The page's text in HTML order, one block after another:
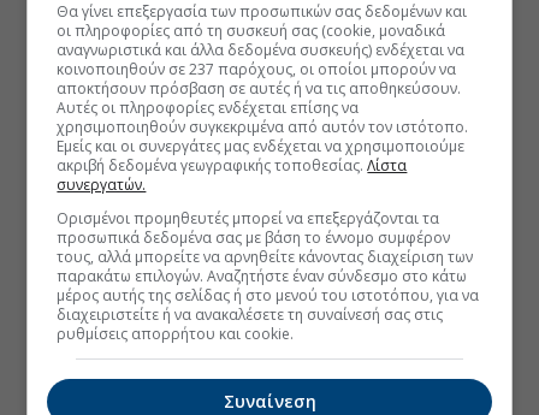
Θα γίνει επεξεργασία των προσωπικών σας δεδομένων και
οι πληροφορίες από τη συσκευή σας (cookie, μοναδικά
αναγνωριστικά και άλλα δεδομένα συσκευής) ενδέχεται να
κοινοποιηθούν σε 237 παρόχους, οι οποίοι μπορούν να
αποκτήσουν πρόσβαση σε αυτές ή να τις αποθηκεύσουν.
Αυτές οι πληροφορίες ενδέχεται επίσης να
χρησιμοποιηθούν συγκεκριμένα από αυτόν τον ιστότοπο.
Εμείς και οι συνεργάτες μας ενδέχεται να χρησιμοποιούμε
ακριβή δεδομένα γεωγραφικής τοποθεσίας.Λίστα
συνεργατών.
Ορισμένοι προμηθευτές μπορεί να επεξεργάζονται τα
προσωπικά δεδομένα σας με βάση το έννομο συμφέρον
τους, αλλά μπορείτε να αρνηθείτε κάνοντας διαχείριση των
παρακάτω επιλογών. Αναζητήστε έναν σύνδεσμο στο κάτω
μέρος αυτής της σελίδας ή στο μενού του ιστοτόπου, για να
διαχειριστείτε ή να ανακαλέσετε τη συναίνεσή σας στις
ρυθμίσεις απορρήτου και cookie.
Συναίνεση